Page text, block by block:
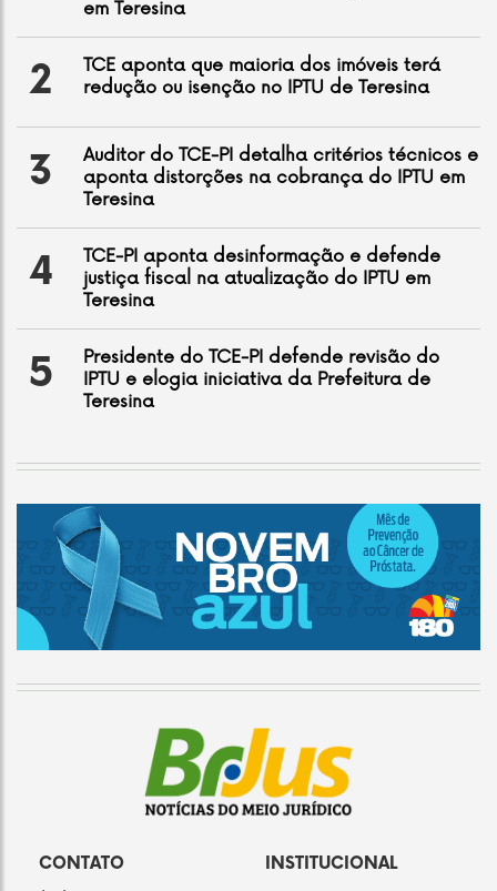
em Teresina
2
TCE aponta que maioria dos imóveis terá
redução ou isenção no IPTU de Teresina
3
Auditor do TCE-PI detalha critérios técnicos e
aponta distorções na cobrança do IPTU em
Teresina
4
TCE-PI aponta desinformação e defende
justiça fiscal na atualização do IPTU em
Teresina
5
Presidente do TCE-PI defende revisão do
IPTU e elogia iniciativa da Prefeitura de
Teresina
CONTATO INSTITUCIONAL